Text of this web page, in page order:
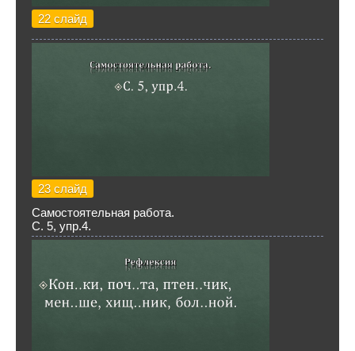
22 слайд
23 слайд
Самостоятельная работа.
С. 5, упр.4.